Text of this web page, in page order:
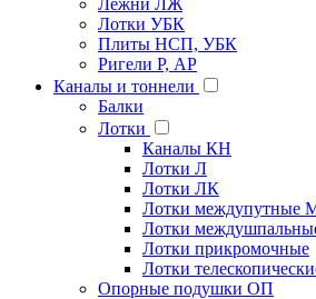
Лотки УБК
Плиты НСП, УБК
Ригели Р, АР
Каналы и тоннели
Балки
Лотки
Каналы КН
Лотки Л
Лотки ЛК
Лотки междупутные
Лотки
Лотки прикромочные
Лотки
Опорные подушки ОП